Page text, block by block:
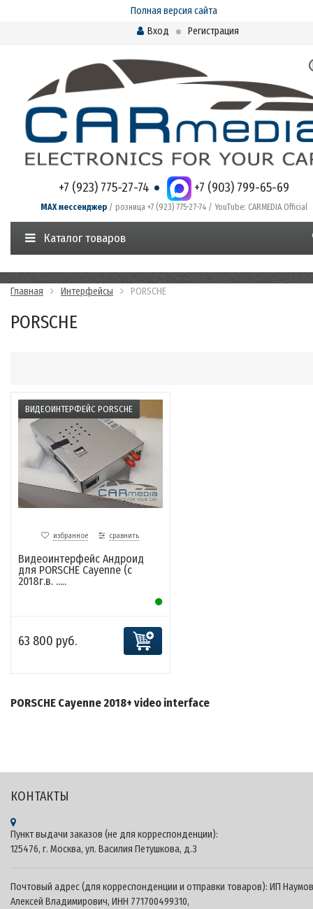
Полная версия сайта
Вход
Регистрация
+7 (923) 775-27-74 +7 (903) 799-65-69
MAX мессенджер/ розница +7 (923) 775-27-74 / YouTube: CARMEDIA Official
Каталог товаров
Главная Интерфейсы PORSCHE
PORSCHE
ВИДЕОИНТЕРФЕЙС PORSCHE
избранное сравнить
Видеоинтерфейс Андроид
для PORSCHE Cayenne (c
2018г.в. .....
63 800 руб.
PORSCHE Cayenne 2018+ video interface
КОНТАКТЫ
Пункт выдачи заказов (не для корреспонденции):
125476, г. Москва, ул. Василия Петушкова, д.3
Почтовый адрес (для корреспонденции и отправки товаров): ИП Наумов
Алексей Владимирович, ИНН 771700499310,